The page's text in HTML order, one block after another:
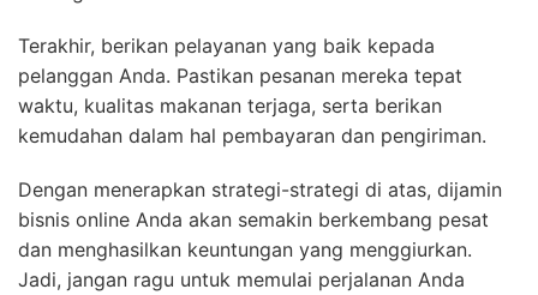
Terakhir, berikan pelayanan yang baik kepada
pelanggan Anda. Pastikan pesanan mereka tepat
waktu, kualitas makanan terjaga, serta berikan
kemudahan dalam hal pembayaran dan pengiriman.
Dengan menerapkan strategi-strategi di atas, dijamin
bisnis online Anda akan semakin berkembang pesat
dan menghasilkan keuntungan yang menggiurkan.
Jadi, jangan ragu untuk memulai perjalanan Anda